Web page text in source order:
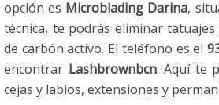
opción es Microblading Darina,
técnica, te podrás eliminar
de carbón activo. El teléfono es el
encontrar Lashbrownbcn. Aquí te
cejas y labios, extensiones y